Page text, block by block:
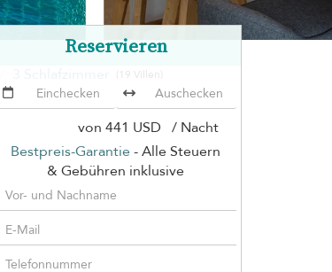
(19 Villen)
Reservieren
von 441 USD / Nacht
Bestpreis-Garantie - Alle Steuern
& Gebühren inklusive